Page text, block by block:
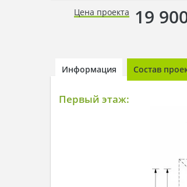
Цена проекта 19
Информация Состав
Первый этаж: